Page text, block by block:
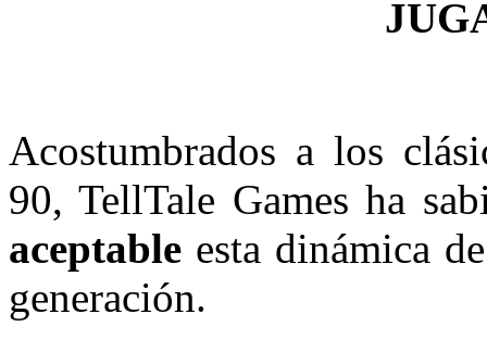
Acostumbrados a los
90, TellTale Games ha
aceptable esta dinámica
generación.